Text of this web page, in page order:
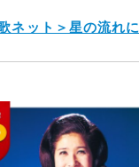
ネット＞星の流れに